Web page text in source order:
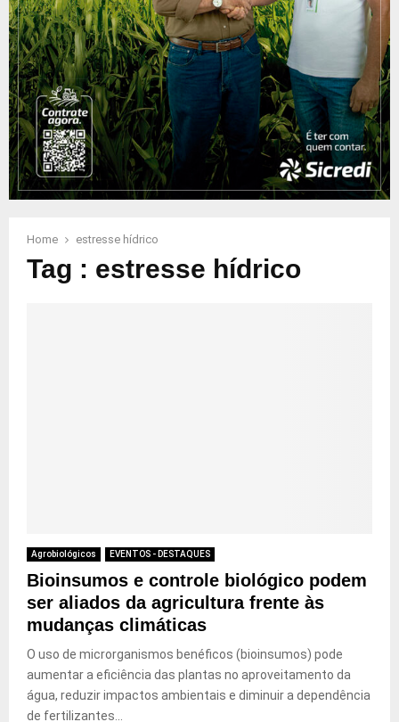
Home estresse hídrico
Tag : estresse hídrico
Agrobiológicos EVENTOS - DESTAQUES
Bioinsumos e controle biológico podem
ser aliados da agricultura frente às
mudanças climáticas
O uso de microrganismos benéficos (bioinsumos) pode
aumentar a eficiência das plantas no aproveitamento da
água, reduzir impactos ambientais e diminuir a dependência
de fertilizantes...